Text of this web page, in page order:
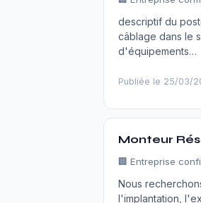
descriptif du
câblage dans le
d'équipements…
Publiée le 25/03/
Monteur
🏢 Entreprise
Nous
l'implantation,